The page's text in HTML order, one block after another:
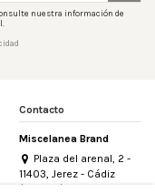
nuestra información de
Contacto
Miscelanea Brand
Plaza del arenal, 2 -
11403, Jerez - Cádiz
(España)